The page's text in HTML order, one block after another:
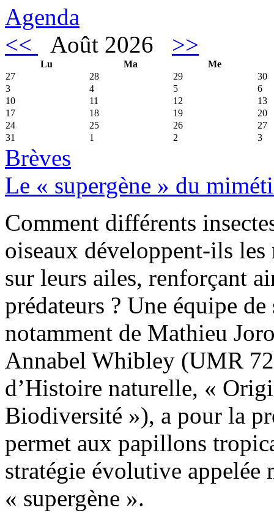
Agenda
<<
Août 2026 >>
Lu Ma
Me
27
28 29
30
3
4 5
6
10
11 12
13
17
18 19
20
24
25 26
27
31
1 2 3
Brèves
Le « supergène » du
Comment différents
oiseaux développent-ils les
sur leurs ailes, renforçant
prédateurs ? Une équipe
notamment de Mathieu
Annabel Whibley (UMR
d’Histoire naturelle, «
Biodiversité »), a pour la
permet aux papillons
stratégie évolutive
« supergène ».